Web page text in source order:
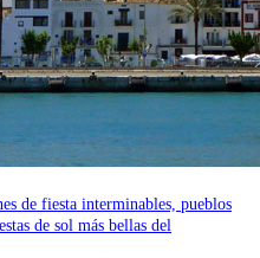
de fiesta interminables, pueblos
de sol más bellas del